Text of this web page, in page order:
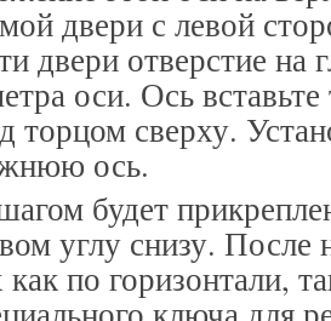
двери с левой
двери отверстие на
оси. Ось
торцом сверху.
ось.
будет
углу снизу.
по горизонтали,